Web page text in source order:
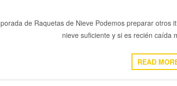
de Raquetas de Nieve Podemos preparar
nieve suficiente y si es recién caída
READ